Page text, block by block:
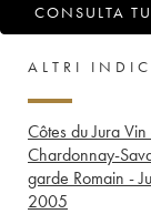
CONSULTA
ALTRI
Côtes du Jura
Chardonnay-
garde Romain -
2005